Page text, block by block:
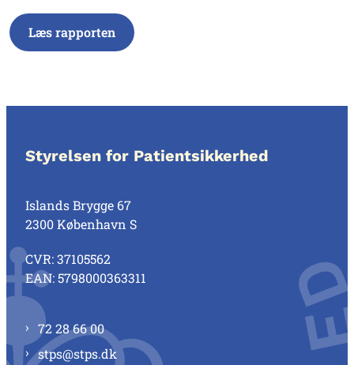
Læs rapporten
Styrelsen for Patientsikkerhed
Islands Brygge 67
2300 København S
CVR: 37105562
EAN: 5798000363311
72 28 66 00
stps@stps.dk